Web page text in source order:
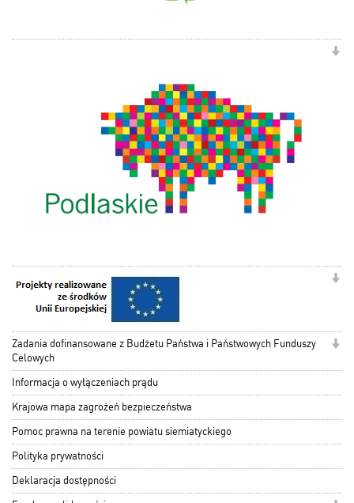
Zadania dofinansowane z Budżetu Państwa i Państwowych Funduszy
Celowych
Informacja o wyłączeniach prądu
Krajowa mapa zagrożeń bezpieczeństwa
Pomoc prawna na terenie powiatu siemiatyckiego
Polityka prywatności
Deklaracja dostępności